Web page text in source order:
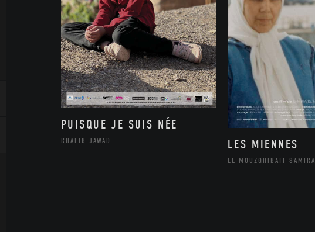
PUISQUE JE SUIS NÉE
RHALIB JAWAD LES MIENNES
EL MOUZGHIBATI SAMIRA